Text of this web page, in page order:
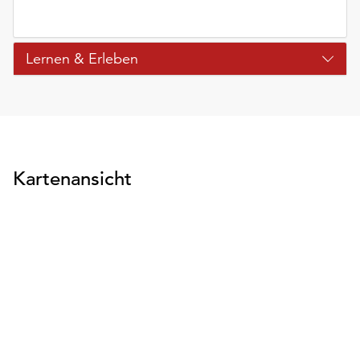
Lernen & Erleben
Kartenansicht